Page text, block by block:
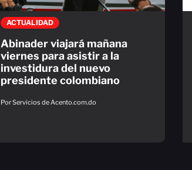
ACTUALIDAD
Abinader viajará mañana
viernes para asistir a la
investidura del nuevo
presidente colombiano
Por Servicios de Acento.com.do